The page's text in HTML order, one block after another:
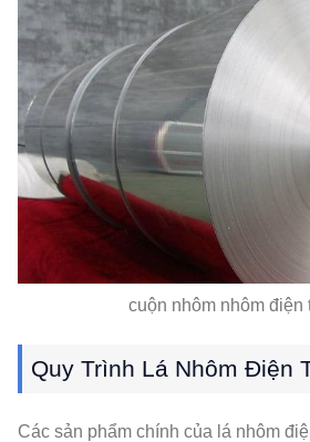
cuộn nhôm nhôm điện
Quy Trình Lá Nhôm Điện
Các sản phẩm chính của lá nhôm